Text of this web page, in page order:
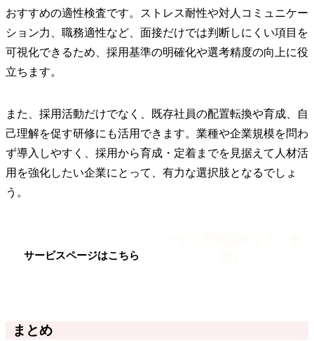
おすすめの適性検査です。ストレス耐性や対人コミュニケー
ション力、職務適性など、面接だけでは判断しにくい項目を
可視化できるため、採用基準の明確化や選考精度の向上に役
立ちます。
また、採用活動だけでなく、既存社員の配置転換や育成、自
己理解を促す研修にも活用できます。業種や企業規模を問わ
ず導入しやすく、採用から育成・定着までを見据えて人材活
用を強化したい企業にとって、有力な選択肢となるでしょ
う。
サービスページはこちら
まとめ